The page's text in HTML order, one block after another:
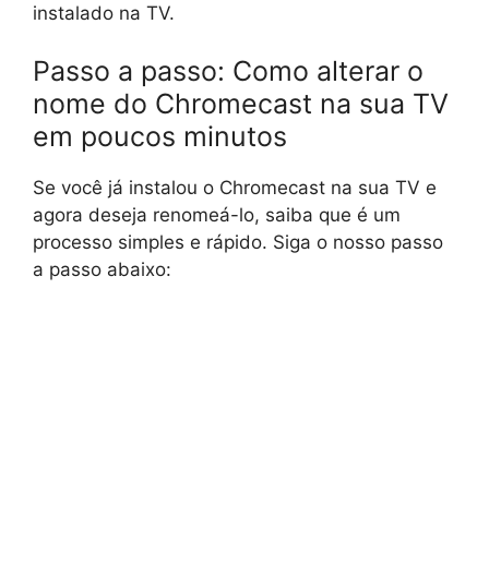
instalado na TV.
Passo a passo: Como alterar o
nome do Chromecast na sua TV
em poucos minutos
Se você já instalou o Chromecast na sua TV e
agora deseja renomeá-lo, saiba que é um
processo simples e rápido. Siga o nosso passo
a passo abaixo: